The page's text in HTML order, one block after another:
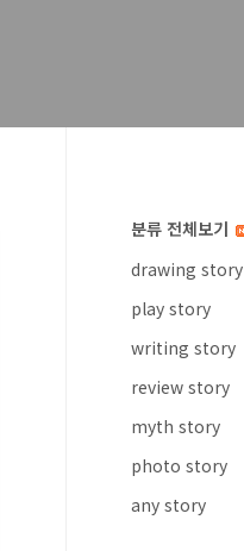
분류 전체보기
drawing story
play story
writing story
review story
myth story
photo story
any story